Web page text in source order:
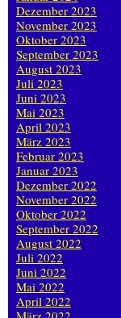
Dezember 2023
November 2023
Oktober 2023
September 2023
August 2023
Juli 2023
Juni 2023
Mai 2023
April 2023
März 2023
Februar 2023
Januar 2023
Dezember 2022
November 2022
Oktober 2022
September 2022
August 2022
Juli 2022
Juni 2022
Mai 2022
April 2022